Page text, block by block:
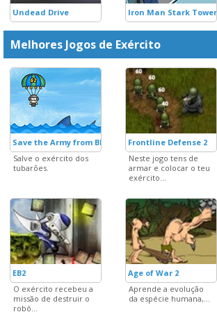
Undead Drive Iron Man Stark Tower
Melhores Jogos de Exército
Save the Army from Blue Shark
Salve o exército dos
tubarões.
Frontline Defense 2
Neste jogo tens de
armar e colocar o teu
exército...
EB2
O exército recebeu a
missão de destruir o
robô...
Age of War 2
Aprende a evolução
da espécie humana,...